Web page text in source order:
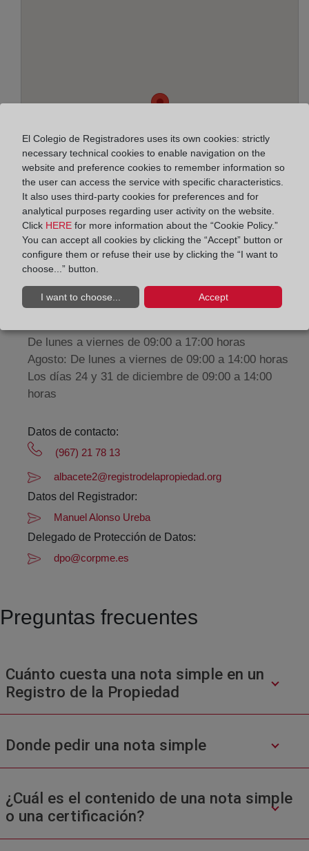
Address:
Padre Romano, 12 - 1ª, 2005
De lunes a viernes de 09:00 a 17:00 horas
Agosto: De lunes a viernes de 09:00 a 14:00 horas
Los días 24 y 31 de diciembre de 09:00 a 14:00
horas
Datos de contacto:
(967) 21 78 13
albacete2@registrodelapropiedad.org
Datos del Registrador:
Manuel Alonso Ureba
Delegado de Protección de Datos:
dpo@corpme.es
Preguntas frecuentes
Cuánto cuesta una nota simple en un
Registro de la Propiedad
Donde pedir una nota simple
¿Cuál es el contenido de una nota simple
o una certificación?
El Colegio de Registradores uses its own cookies: strictly
necessary technical cookies to enable navigation on the
website and preference cookies to remember information so
the user can access the service with specific characteristics.
It also uses third-party cookies for preferences and for
analytical purposes regarding user activity on the website.
Click HERE for more information about the “Cookie Policy.”
You can accept all cookies by clicking the “Accept” button or
configure them or refuse their use by clicking the “I want to
choose...” button.
I want to choose... Accept